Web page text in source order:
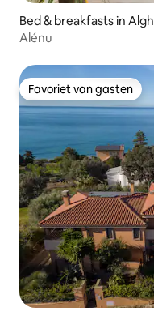
Bed & breakfasts in
Alénu
Favoriet van gasten
Favoriet van gasten